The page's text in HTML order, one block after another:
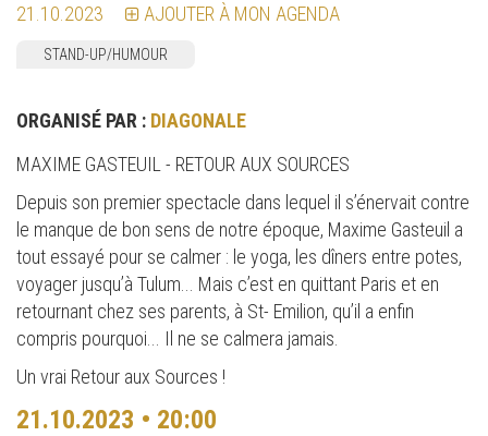
21.10.2023 AJOUTER À MON AGENDA
STAND-UP/HUMOUR
ORGANISÉ PAR : DIAGONALE
MAXIME GASTEUIL - RETOUR AUX SOURCES
Depuis son premier spectacle dans lequel il s’énervait contre
le manque de bon sens de notre époque, Maxime Gasteuil a
tout essayé pour se calmer : le yoga, les dîners entre potes,
voyager jusqu’à Tulum... Mais c’est en quittant Paris et en
retournant chez ses parents, à St- Emilion, qu’il a enfin
compris pourquoi... Il ne se calmera jamais.
Un vrai Retour aux Sources !
21.10.2023 • 20:00